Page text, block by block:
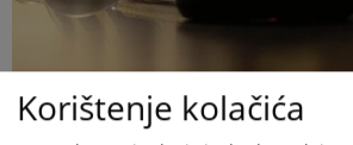
Korištenje kolačića